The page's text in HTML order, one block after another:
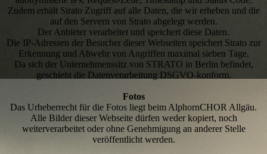
Zudem erhält Strato Zugriff auf alle Daten, die wir erheben und die
auf den Servern von Strato abgelegt werden.
Der Anbieter verarbeitet und speichert diese Daten.
Die IP-Adressen der Besucher dieser Webseiten speichert Strato zur
Erkennung und Abwehr von Angriffen maximal sieben Tage.
Da sich der Unternehmenssitz von STRATO in Berlin befindet,
geschieht die Datenverarbeitung DSGVO-konform.
Fotos
Das Urheberrecht für die Fotos liegt beim AlphornCHOR Allgäu.
Alle Bilder dieser Webseite dürfen weder kopiert, noch
weiterverarbeitet oder ohne Genehmigung an anderer Stelle
veröffentlicht werden.